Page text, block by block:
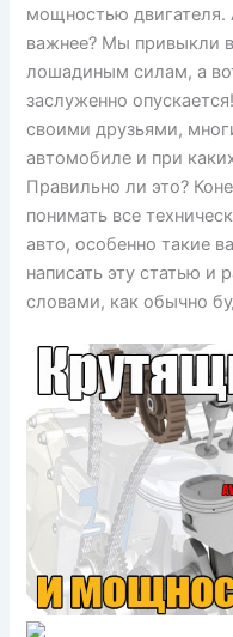
мощностью двигателя.
важнее? Мы привыкли
лошадиным силам, а
заслуженно
своими друзьями,
автомобиле и при
Правильно ли это?
понимать все
авто, особенно такие
написать эту статью и
словами, как обычно